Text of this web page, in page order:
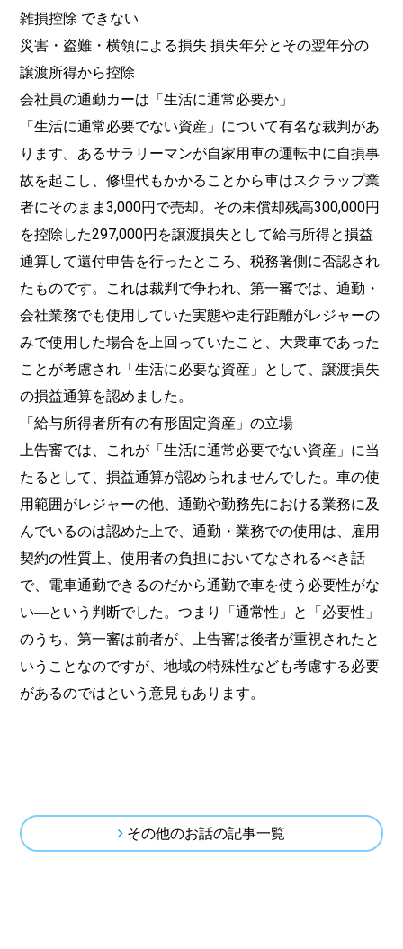
雑損控除 できない
災害・盗難・横領による損失 損失年分とその翌年分の
譲渡所得から控除
会社員の通勤カーは「生活に通常必要か」
「生活に通常必要でない資産」について有名な裁判があ
ります。あるサラリーマンが自家用車の運転中に自損事
故を起こし、修理代もかかることから車はスクラップ業
者にそのまま3,000円で売却。その未償却残高300,000円
を控除した297,000円を譲渡損失として給与所得と損益
通算して還付申告を行ったところ、税務署側に否認され
たものです。これは裁判で争われ、第一審では、通勤・
会社業務でも使用していた実態や走行距離がレジャーの
みで使用した場合を上回っていたこと、大衆車であった
ことが考慮され「生活に必要な資産」として、譲渡損失
の損益通算を認めました。
「給与所得者所有の有形固定資産」の立場
上告審では、これが「生活に通常必要でない資産」に当
たるとして、損益通算が認められませんでした。車の使
用範囲がレジャーの他、通勤や勤務先における業務に及
んでいるのは認めた上で、通勤・業務での使用は、雇用
契約の性質上、使用者の負担においてなされるべき話
で、電車通勤できるのだから通勤で車を使う必要性がな
い―という判断でした。つまり「通常性」と「必要性」
のうち、第一審は前者が、上告審は後者が重視されたと
いうことなのですが、地域の特殊性なども考慮する必要
があるのではという意見もあります。
その他のお話の記事一覧